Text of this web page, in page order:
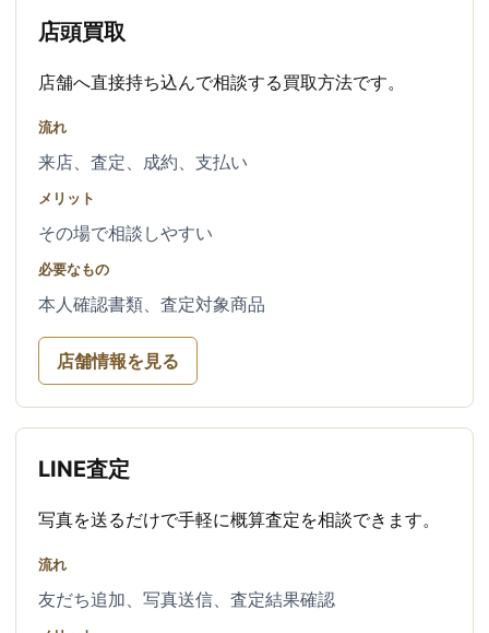
店頭買取
店舗へ直接持ち込んで相談する買取方法です。
流れ
来店、査定、成約、支払い
メリット
その場で相談しやすい
必要なもの
本人確認書類、査定対象商品
店舗情報を見る
LINE査定
写真を送るだけで手軽に概算査定を相談できます。
流れ
友だち追加、写真送信、査定結果確認